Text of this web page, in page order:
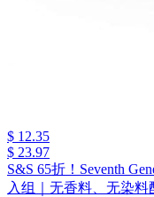
$ 12.35
$ 23.97
S&S 65折！Seventh
入组｜无香料、无染